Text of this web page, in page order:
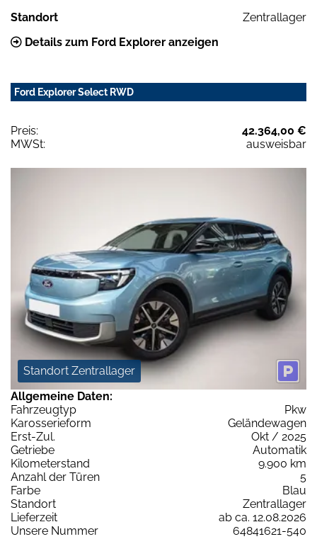
Standort
Zentrallager
Details zum Ford Explorer anzeigen
Ford Explorer Select RWD
Preis:
42.364,00 €
MWSt:
ausweisbar
Standort Zentrallager
Allgemeine Daten:
Fahrzeugtyp
Pkw
Karosserieform
Geländewagen
Erst-Zul.
Okt / 2025
Getriebe
Automatik
Kilometerstand
9.900 km
Anzahl der Türen
5
Farbe
Blau
Standort
Zentrallager
Lieferzeit
ab ca. 12.08.2026
Unsere Nummer
64841621-540